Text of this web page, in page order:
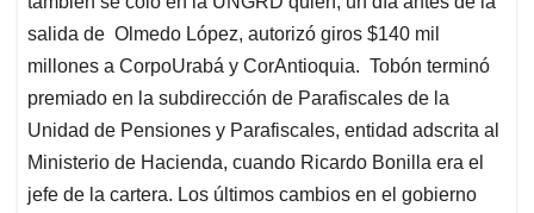
salida de Olmedo López, autorizó giros $140 mil
millones a CorpoUrabá y CorAntioquia. Tobón terminó
premiado en la subdirección de Parafiscales de la
Unidad de Pensiones y Parafiscales, entidad adscrita al
Ministerio de Hacienda, cuando Ricardo Bonilla era el
jefe de la cartera. Los últimos cambios en el gobierno